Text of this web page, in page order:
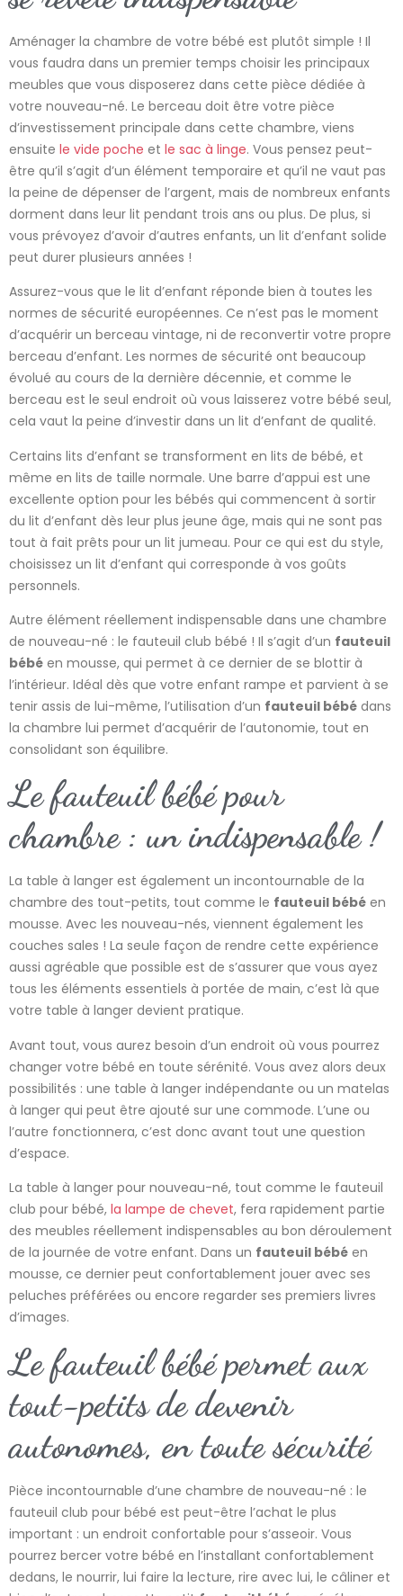
Aménager la chambre de votre bébé est plutôt simple ! Il
vous faudra dans un premier temps choisir les principaux
meubles que vous disposerez dans cette pièce dédiée à
votre nouveau-né. Le berceau doit être votre pièce
d’investissement principale dans cette chambre, viens
ensuite le vide poche et le sac à linge. Vous pensez peut-
être qu’il s’agit d’un élément temporaire et qu’il ne vaut pas
la peine de dépenser de l’argent, mais de nombreux enfants
dorment dans leur lit pendant trois ans ou plus. De plus, si
vous prévoyez d’avoir d’autres enfants, un lit d’enfant solide
peut durer plusieurs années !
Assurez-vous que le lit d’enfant réponde bien à toutes les
normes de sécurité européennes. Ce n’est pas le moment
d’acquérir un berceau vintage, ni de reconvertir votre propre
berceau d’enfant. Les normes de sécurité ont beaucoup
évolué au cours de la dernière décennie, et comme le
berceau est le seul endroit où vous laisserez votre bébé seul,
cela vaut la peine d’investir dans un lit d’enfant de qualité.
Certains lits d’enfant se transforment en lits de bébé, et
même en lits de taille normale. Une barre d’appui est une
excellente option pour les bébés qui commencent à sortir
du lit d’enfant dès leur plus jeune âge, mais qui ne sont pas
tout à fait prêts pour un lit jumeau. Pour ce qui est du style,
choisissez un lit d’enfant qui corresponde à vos goûts
personnels.
Autre élément réellement indispensable dans une chambre
de nouveau-né : le fauteuil club bébé ! Il s’agit d’un fauteuil
bébé en mousse, qui permet à ce dernier de se blottir à
l’intérieur. Idéal dès que votre enfant rampe et parvient à se
tenir assis de lui-même, l’utilisation d’un fauteuil bébé dans
la chambre lui permet d’acquérir de l’autonomie, tout en
consolidant son équilibre.
Le fauteuil bébé pour
chambre : un indispensable !
La table à langer est également un incontournable de la
chambre des tout-petits, tout comme le fauteuil bébé en
mousse. Avec les nouveau-nés, viennent également les
couches sales ! La seule façon de rendre cette expérience
aussi agréable que possible est de s’assurer que vous ayez
tous les éléments essentiels à portée de main, c’est là que
votre table à langer devient pratique.
Avant tout, vous aurez besoin d’un endroit où vous pourrez
changer votre bébé en toute sérénité. Vous avez alors deux
possibilités : une table à langer indépendante ou un matelas
à langer qui peut être ajouté sur une commode. L’une ou
l’autre fonctionnera, c’est donc avant tout une question
d’espace.
La table à langer pour nouveau-né, tout comme le fauteuil
club pour bébé, la lampe de chevet, fera rapidement partie
des meubles réellement indispensables au bon déroulement
de la journée de votre enfant. Dans un fauteuil bébé en
mousse, ce dernier peut confortablement jouer avec ses
peluches préférées ou encore regarder ses premiers livres
d’images.
Le fauteuil bébé permet aux
tout-petits de devenir
autonomes, en toute sécurité
Pièce incontournable d’une chambre de nouveau-né : le
fauteuil club pour bébé est peut-être l’achat le plus
important : un endroit confortable pour s’asseoir. Vous
pourrez bercer votre bébé en l’installant confortablement
dedans, le nourrir, lui faire la lecture, rire avec lui, le câliner et